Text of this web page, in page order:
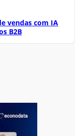
vendas com IA
B2B